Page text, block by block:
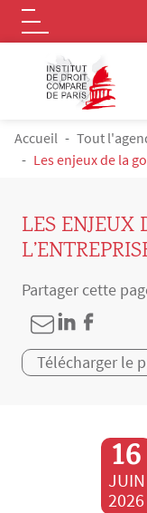
Aller au contenu
Logo
FIL D'ARIANE
Accueil
Tout
Les enjeux de la
LES ENJEUX
Partager cette
Télécharger le
16
JUIN
2026